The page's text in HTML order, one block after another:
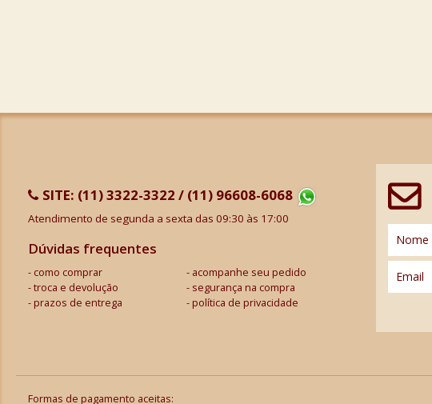
SITE: (11) 3322-3322 / (11) 96608-6068
Atendimento de segunda a sexta das 09:30 às 17:00
Dúvidas frequentes
como comprar
acompanhe seu pedido
troca e devolução
segurança na compra
prazos de entrega
política de privacidade
Nome
Email
Formas de pagamento aceitas: